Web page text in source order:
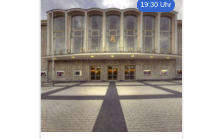
19:30 Uhr